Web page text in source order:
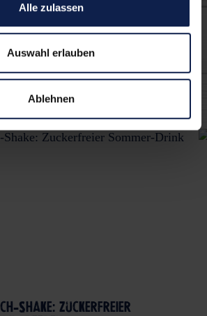
Alle zulassen
Auswahl erlauben
Ablehnen
schmecken
lassen
Shake: Zuckerfreier